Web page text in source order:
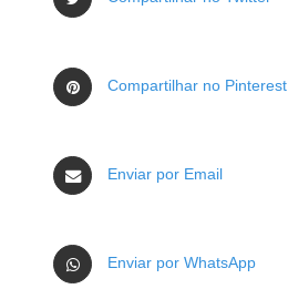
Compartilhar no Pinterest
Enviar por Email
Enviar por WhatsApp